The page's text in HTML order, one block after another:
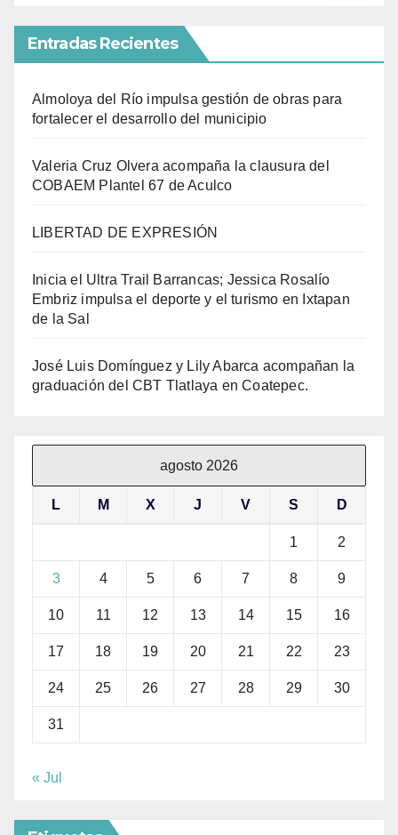
Entradas Recientes
Almoloya del Río impulsa gestión de obras para
fortalecer el desarrollo del municipio
Valeria Cruz Olvera acompaña la clausura del
COBAEM Plantel 67 de Aculco
LIBERTAD DE EXPRESIÓN
Inicia el Ultra Trail Barrancas; Jessica Rosalío
Embriz impulsa el deporte y el turismo en Ixtapan
de la Sal
José Luis Domínguez y Lily Abarca acompañan la
graduación del CBT Tlatlaya en Coatepec.
agosto 2026
L M X J V S D
1 2
3 4 5 6 7 8 9
10 11 12 13 14 15 16
17 18 19 20 21 22 23
24 25 26 27 28 29 30
31
« Jul